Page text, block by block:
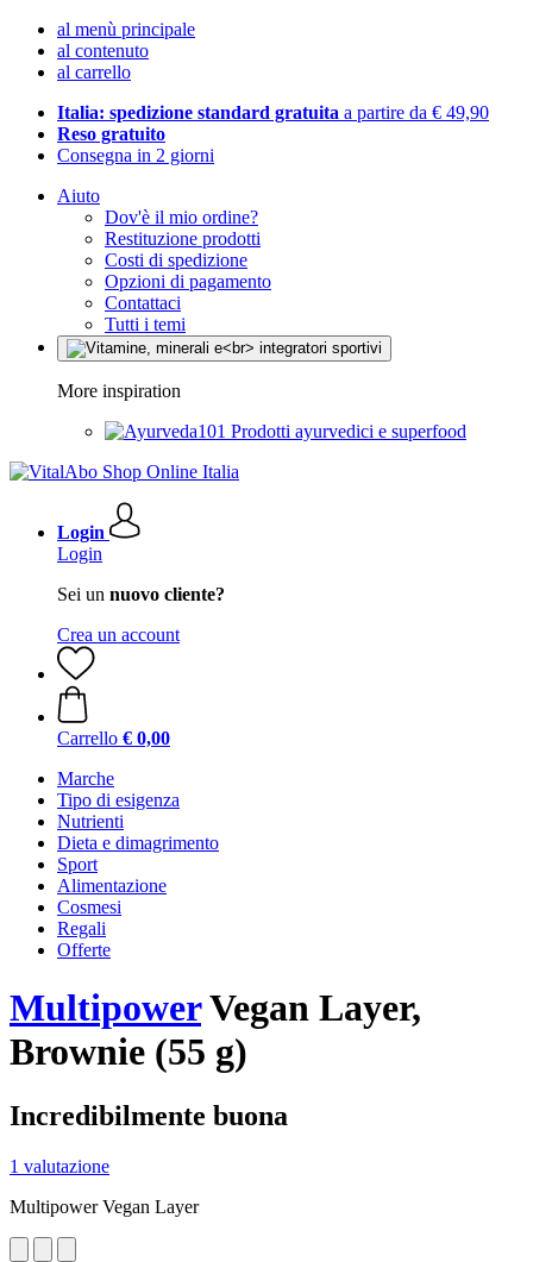
al menù principale
al contenuto
al carrello
Italia: spedizione standard gratuita a partire da € 49,90
Reso gratuito
Consegna in 2 giorni
Aiuto
Dov'è il mio ordine?
Restituzione prodotti
Costi di spedizione
Opzioni di pagamento
Contattaci
Tutti i temi
More inspiration
Prodotti ayurvedici e superfood
Login
Login
Sei un nuovo cliente?
Crea un account
Carrello € 0,00
Marche
Tipo di esigenza
Nutrienti
Dieta e dimagrimento
Sport
Alimentazione
Cosmesi
Regali
Offerte
MultipowerVegan Layer,
Brownie (55 g)
Incredibilmente buona
1 valutazione
Multipower Vegan Layer